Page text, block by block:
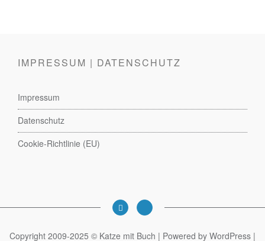
IMPRESSUM | DATENSCHUTZ
Impressum
Datenschutz
Cookie-Richtlinie (EU)
Copyright 2009-2025 © Katze mit Buch | Powered by WordPress |